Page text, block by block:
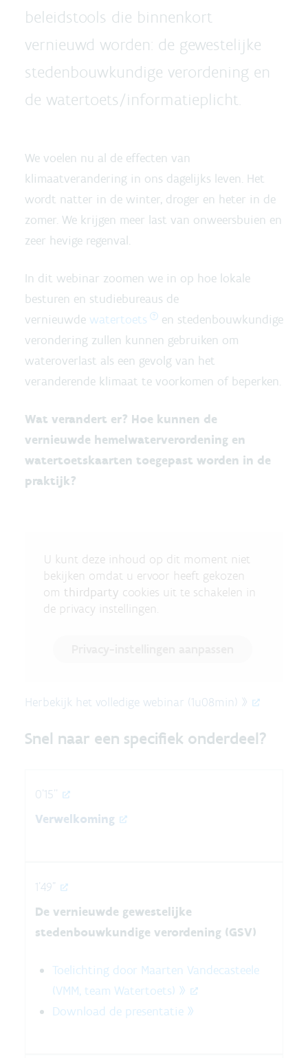
beleidstools die binnenkort
vernieuwd worden: de gewestelijke
stedenbouwkundige verordening en
de watertoets/informatieplicht.
We voelen nu al de effecten van
klimaatverandering in ons dagelijks leven. Het
wordt natter in de winter, droger en heter in de
zomer. We krijgen meer last van onweersbuien en
zeer hevige regenval.
In dit webinar zoomen we in op hoe lokale
besturen en studiebureaus de
vernieuwde watertoets
en stedenbouwkundige
verondering zullen kunnen gebruiken om
wateroverlast als een gevolg van het
veranderende klimaat te voorkomen of beperken.
Wat verandert er? Hoe kunnen de
vernieuwde hemelwaterverordening en
watertoetskaarten toegepast worden in de
praktijk?
U kunt deze inhoud op dit moment niet
bekijken omdat u ervoor heeft gekozen
om thirdparty cookies uit te schakelen in
de privacy instellingen.
Herbekijk het volledige webinar (1u08min) »
Snel naar een specifiek onderdeel?
0'15''
Verwelkoming
1'49"
De vernieuwde gewestelijke
stedenbouwkundige verordening (GSV)
Toelichting door Maarten Vandecasteele
(VMM, team Watertoets) »
Download de presentatie »